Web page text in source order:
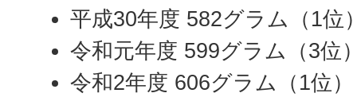
平成30年度 582グラム（1位
令和元年度 599グラム（3位
令和2年度 606グラム（1位）